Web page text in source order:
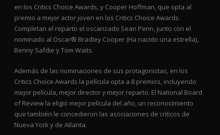
en los Critics Choice Awards, y Cooper Hoffman, que opta al
premio a mejor actor joven en los Critics Choice Awards.
Completan el reparto el oscarizado Sean Penn, junto con el
nominado al Oscar® Bradley Cooper (Ha nacido una estrella),
Benny Safdie y Tom Waits.
Además de las nominaciones de sus protagonistas, en los
Critics Choice Awards la película opta a 8 premios, incluyendo
mejor película, mejor director y mejor reparto. El National Board
of Review la eligió mejor película del año, un reconocimiento
que también le concedieron las asociaciones de críticos de
Nueva York y de Atlanta.